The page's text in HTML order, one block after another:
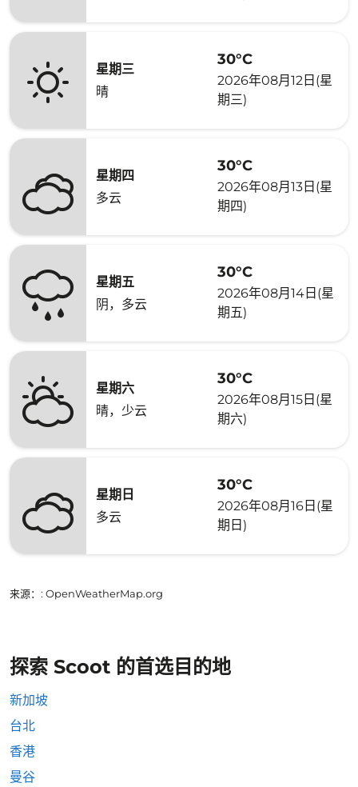
星期三
晴
30°C
2026年08月12日(星
期三)
星期四
多云
30°C
2026年08月13日(星
期四)
星期五
阴，多云
30°C
2026年08月14日(星
期五)
星期六
晴，少云
30°C
2026年08月15日(星
期六)
星期日
多云
30°C
2026年08月16日(星
期日)
来源： : OpenWeatherMap.org
探索 Scoot 的首选目的地
新加坡
台北
香港
曼谷